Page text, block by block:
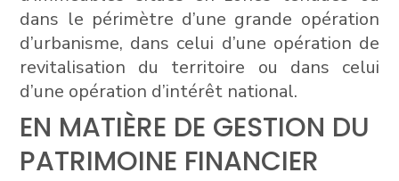
dans le périmètre d’une grande opération
d’urbanisme, dans celui d’une opération de
revitalisation du territoire ou dans celui
d’une opération d’intérêt national.
EN MATIÈRE DE GESTION DU
PATRIMOINE FINANCIER